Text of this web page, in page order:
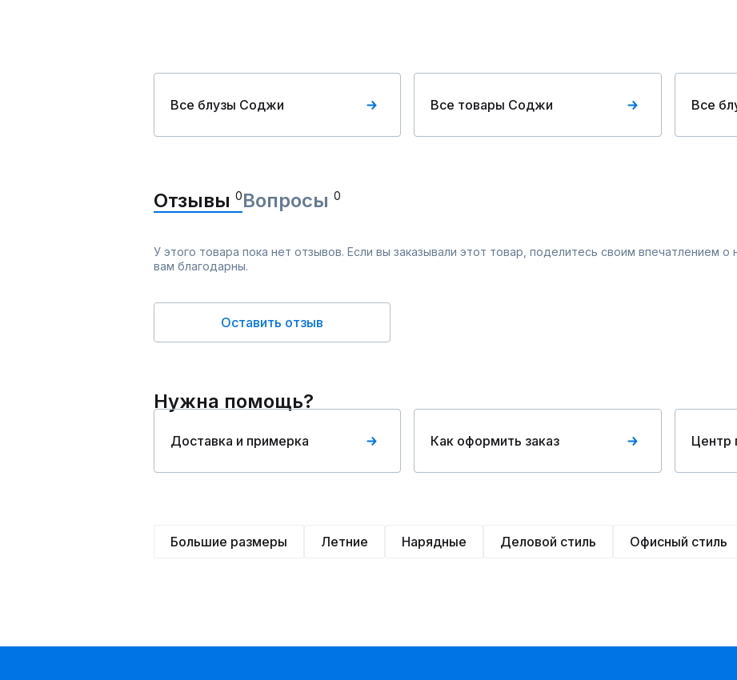
Все блузы Соджи Все товары Соджи Все
Отзывы 0Вопросы 0
У этого товара пока нет отзывов. Если вы заказывали этот товар, поделитесь своим впечатлением о
вам благодарны.
Оставить отзыв
Нужна помощь?
Доставка и примерка Как оформить заказ Центр
Большие размеры Летние Нарядные Деловой стиль Офисный стиль